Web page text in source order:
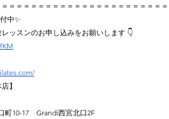
＝＝＝＝＝＝＝＝＝＝＝＝＝＝＝＝＝＝＝＝＝
中✨
ッスンのお申し込みをお願いします 👇
】
町10-17　Grandi西宮北口2F